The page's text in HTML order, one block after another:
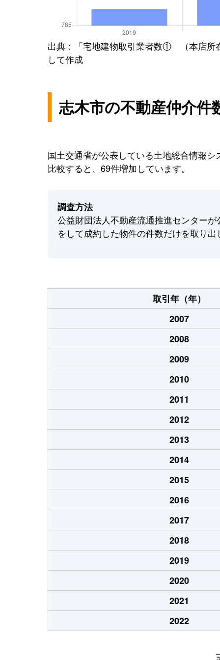
出典：「宅地建物取引業者数① （本店所
して作成
志木市の不動産仲介件
国土交通省が公表している土地総合情報
比較すると、69件増加しています。
調査方法
公益財団法人不動産流通推進センター
をして成約した物件の件数だけを取り
取引年（年）
2007
2008
2009
2010
2011
2012
2013
2014
2015
2016
2017
2018
2019
2020
2021
2022